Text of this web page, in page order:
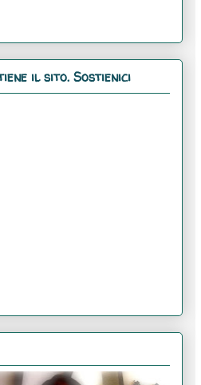
il sito. Sostienici